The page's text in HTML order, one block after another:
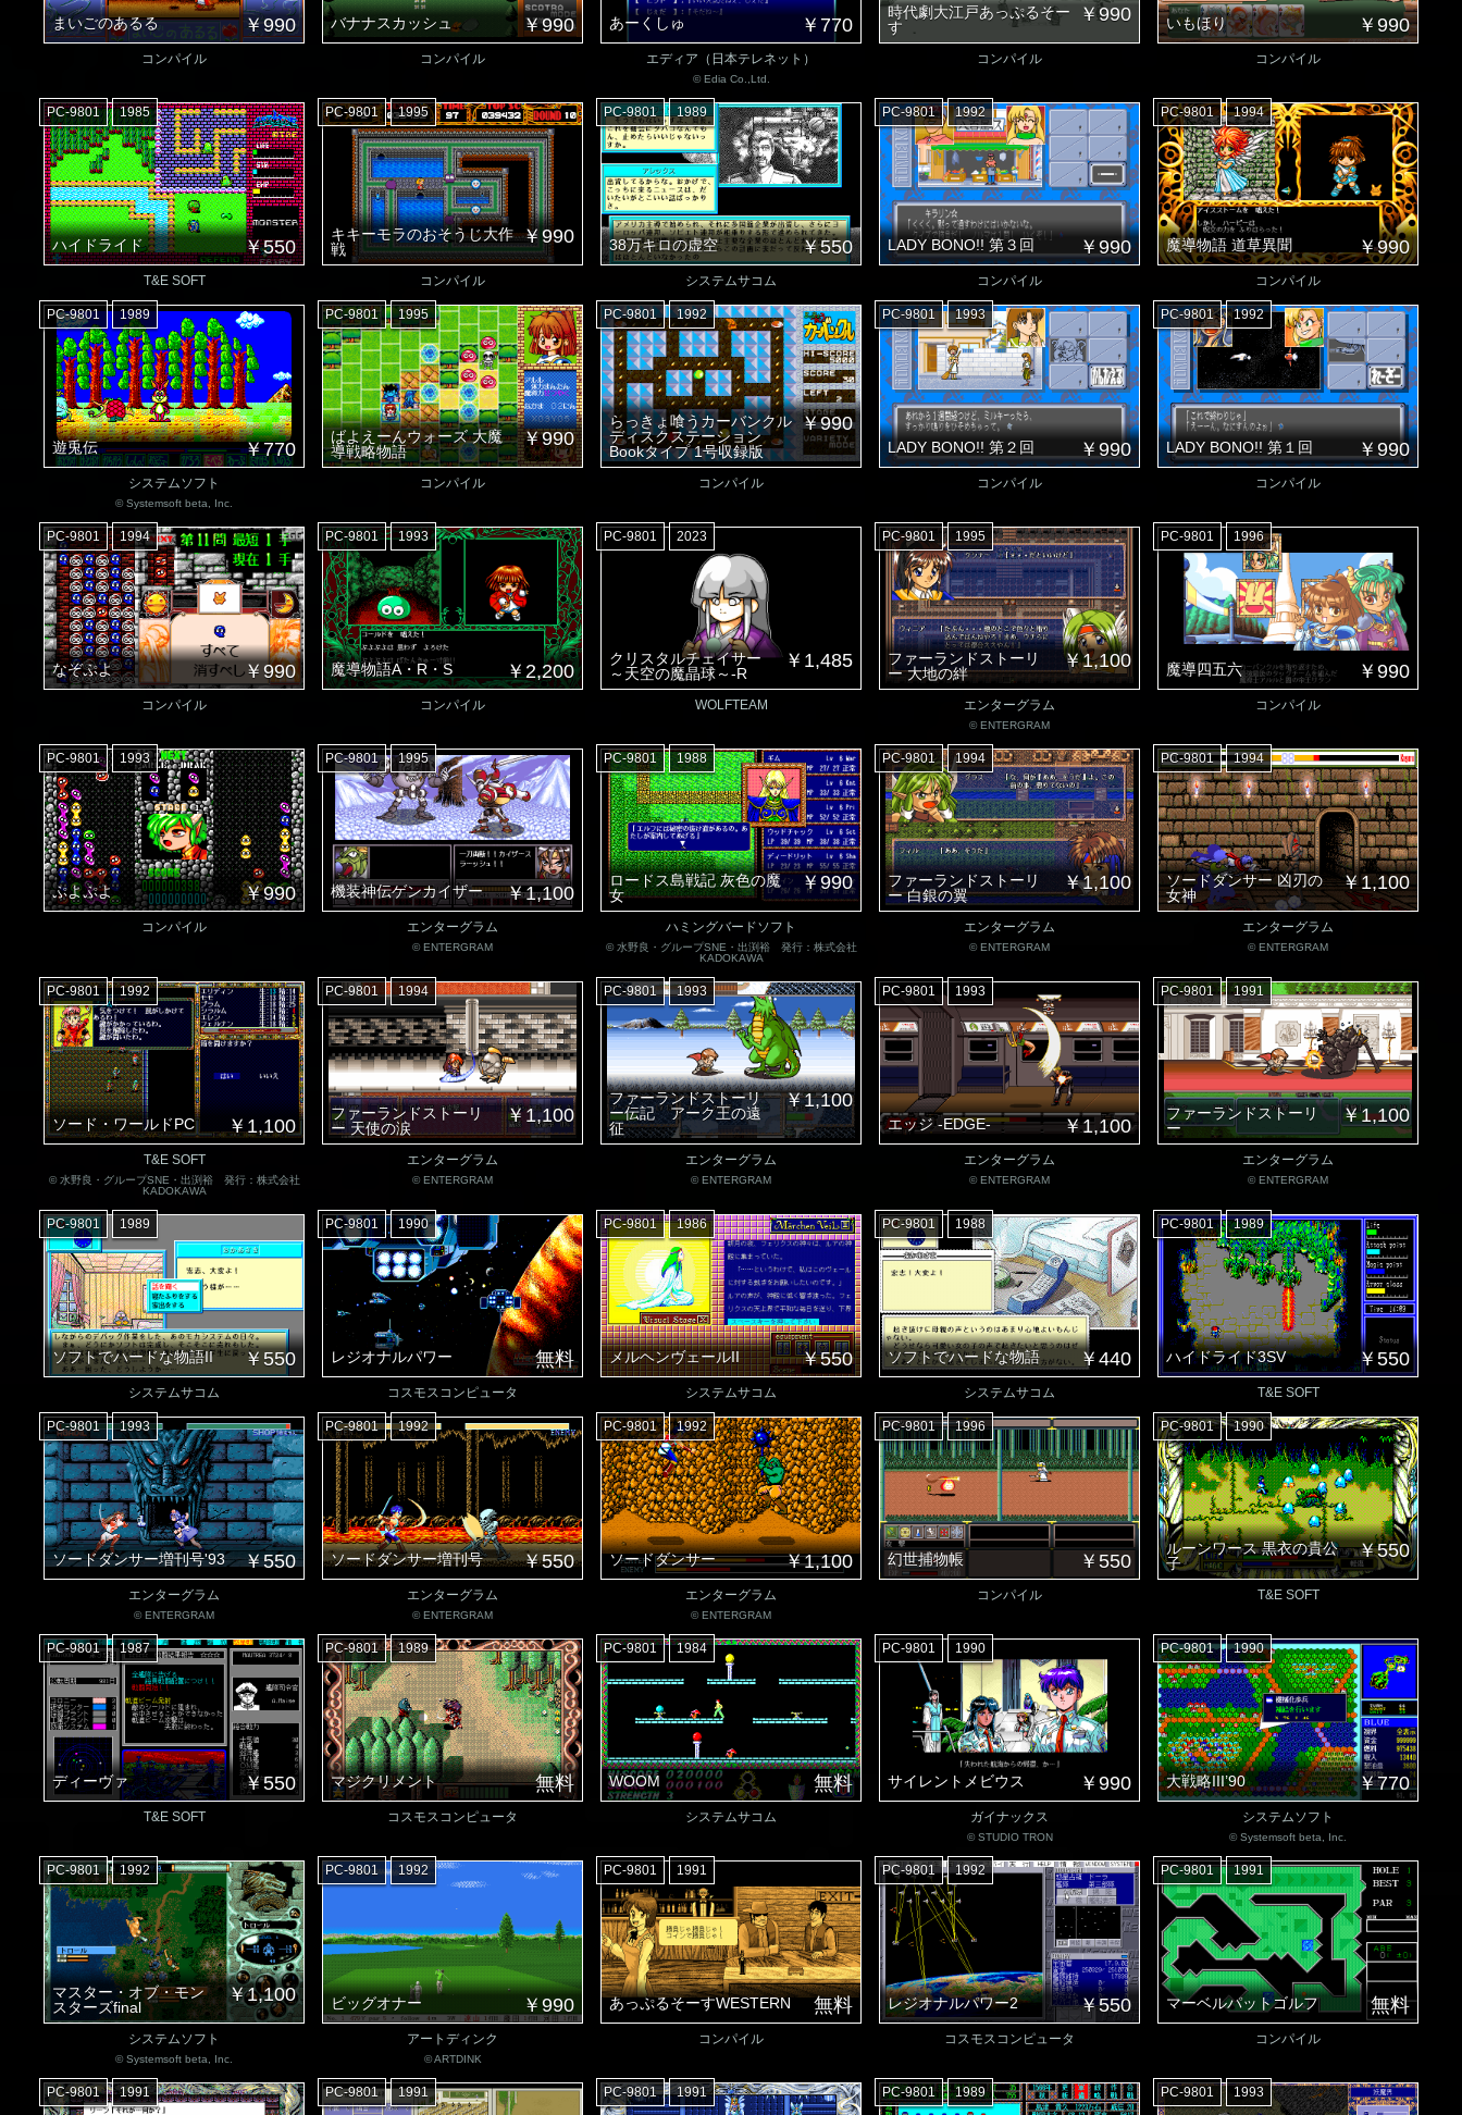
まいごのあるる ￥990
コンパイル
バナナスカッシュ ￥990
コンパイル
あーくしゅ ￥770
エディア（日本テレネット）
© Edia Co.,Ltd.
時代劇大江戸あっぷるそー
す
￥990
コンパイル
いもほり ￥990
コンパイル
ハイドライド ￥550
PC-9801 1985
T&E SOFT
キキーモラのおそうじ大作
戦
￥990
PC-9801 1995
コンパイル
38万キロの虚空 ￥550
PC-9801 1989
システムサコム
LADY BONO!! 第３回 ￥990
PC-9801 1992
コンパイル
魔導物語 道草異聞 ￥990
PC-9801 1994
コンパイル
遊兎伝 ￥770
PC-9801 1989
システムソフト
© Systemsoft beta, Inc.
ばよえーんウォーズ 大魔
導戦略物語
￥990
PC-9801 1995
コンパイル
らっきょ喰うカーバンクル
ディスクステーション
Bookタイプ 1号収録版
￥990
PC-9801 1992
コンパイル
LADY BONO!! 第２回 ￥990
PC-9801 1993
コンパイル
LADY BONO!! 第１回 ￥990
PC-9801 1992
コンパイル
なぞぷよ ￥990
PC-9801 1994
コンパイル
魔導物語A・R・S ￥2,200
PC-9801 1993
コンパイル
クリスタルチェイサー
～天空の魔晶球～-R
￥1,485
PC-9801 2023
WOLFTEAM
ファーランドストーリ
ー 大地の絆
￥1,100
PC-9801 1995
エンターグラム
© ENTERGRAM
魔導四五六 ￥990
PC-9801 1996
コンパイル
ぷよぷよ ￥990
PC-9801 1993
コンパイル
機装神伝ゲンカイザー ￥1,100
PC-9801 1995
エンターグラム
© ENTERGRAM
ロードス島戦記 灰色の魔
女
￥990
PC-9801 1988
ハミングバードソフト
© 水野良・グループSNE・出渕裕 発行：株式会社
KADOKAWA
ファーランドストーリ
ー 白銀の翼
￥1,100
PC-9801 1994
エンターグラム
© ENTERGRAM
ソードダンサー 凶刃の
女神
￥1,100
PC-9801 1994
エンターグラム
© ENTERGRAM
ソード・ワールドPC ￥1,100
PC-9801 1992
T&E SOFT
© 水野良・グループSNE・出渕裕 発行：株式会社
KADOKAWA
ファーランドストーリ
ー 天使の涙
￥1,100
PC-9801 1994
エンターグラム
© ENTERGRAM
ファーランドストーリ
ー伝記 アーク王の遠
征
￥1,100
PC-9801 1993
エンターグラム
© ENTERGRAM
エッジ -EDGE- ￥1,100
PC-9801 1993
エンターグラム
© ENTERGRAM
ファーランドストーリ
ー
￥1,100
PC-9801 1991
エンターグラム
© ENTERGRAM
ソフトでハードな物語II ￥550
PC-9801 1989
システムサコム
レジオナルパワー 無料
PC-9801 1990
コスモスコンピュータ
メルヘンヴェールII ￥550
PC-9801 1986
システムサコム
ソフトでハードな物語 ￥440
PC-9801 1988
システムサコム
ハイドライド3SV ￥550
PC-9801 1989
T&E SOFT
ソードダンサー増刊号'93 ￥550
PC-9801 1993
エンターグラム
© ENTERGRAM
ソードダンサー増刊号 ￥550
PC-9801 1992
エンターグラム
© ENTERGRAM
ソードダンサー ￥1,100
PC-9801 1992
エンターグラム
© ENTERGRAM
幻世捕物帳 ￥550
PC-9801 1996
コンパイル
ルーンワース 黒衣の貴公
子
￥550
PC-9801 1990
T&E SOFT
ディーヴァ ￥550
PC-9801 1987
T&E SOFT
マジクリメント 無料
PC-9801 1989
コスモスコンピュータ
WOOM 無料
PC-9801 1984
システムサコム
サイレントメビウス ￥990
PC-9801 1990
ガイナックス
© STUDIO TRON
大戦略III’90 ￥770
PC-9801 1990
システムソフト
© Systemsoft beta, Inc.
マスター・オブ・モン
スターズfinal
￥1,100
PC-9801 1992
システムソフト
© Systemsoft beta, Inc.
ビッグオナー ￥990
PC-9801 1992
アートディンク
© ARTDINK
あっぷるそーすWESTERN 無料
PC-9801 1991
コンパイル
レジオナルパワー2 ￥550
PC-9801 1992
コスモスコンピュータ
マーベルパットゴルフ 無料
PC-9801 1991
コンパイル
PC-9801 1991 PC-9801 1991 PC-9801 1991 PC-9801 1989 PC-9801 1993